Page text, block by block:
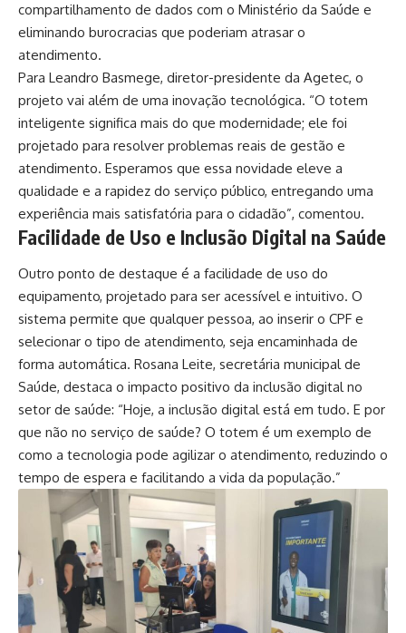
compartilhamento de dados com o Ministério da Saúde e
eliminando burocracias que poderiam atrasar o
atendimento.
Para Leandro Basmege, diretor-presidente da Agetec, o
projeto vai além de uma inovação tecnológica. “O totem
inteligente significa mais do que modernidade; ele foi
projetado para resolver problemas reais de gestão e
atendimento. Esperamos que essa novidade eleve a
qualidade e a rapidez do serviço público, entregando uma
experiência mais satisfatória para o cidadão”, comentou.
Facilidade de Uso e Inclusão Digital na Saúde
Outro ponto de destaque é a facilidade de uso do
equipamento, projetado para ser acessível e intuitivo. O
sistema permite que qualquer pessoa, ao inserir o CPF e
selecionar o tipo de atendimento, seja encaminhada de
forma automática. Rosana Leite, secretária municipal de
Saúde, destaca o impacto positivo da inclusão digital no
setor de saúde: “Hoje, a inclusão digital está em tudo. E por
que não no serviço de saúde? O totem é um exemplo de
como a tecnologia pode agilizar o atendimento, reduzindo o
tempo de espera e facilitando a vida da população.”